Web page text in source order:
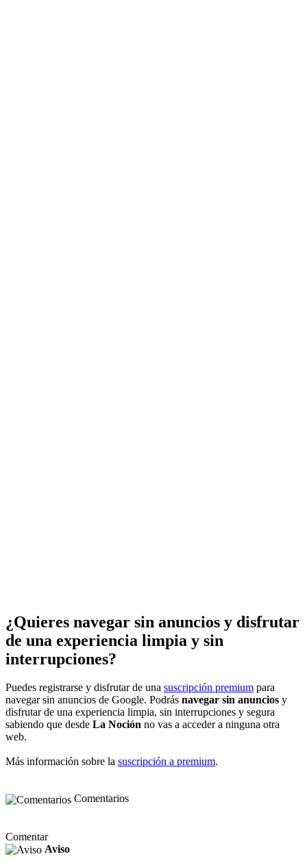
¿Quieres navegar sin anuncios y disfrutar
de una experiencia limpia y sin
interrupciones?
Puedes registrarse y disfrutar de una suscripción premium para
navegar sin anuncios de Google. Podrás navegar sin anuncios y
disfrutar de una experiencia limpia, sin interrupciones y segura
sabiendo que desde La Noción no vas a acceder a ninguna otra
web.
Más información sobre la suscripción a premium.
Comentarios
Comentar
Aviso